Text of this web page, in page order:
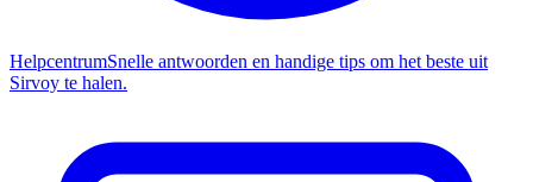
HelpcentrumSnelle antwoorden en handige tips om het beste uit
Sirvoy te halen.